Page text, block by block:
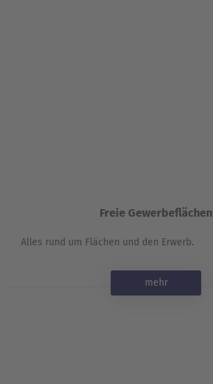
Freie Gewerbeflächen
Alles rund um Flächen und den Erwerb.
mehr